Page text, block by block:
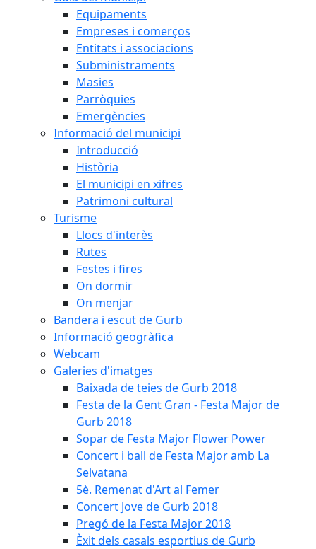
Equipaments
Empreses i comerços
Entitats i associacions
Subministraments
Masies
Parròquies
Emergències
Informació del municipi
Introducció
Història
El municipi en xifres
Patrimoni cultural
Turisme
Llocs d'interès
Rutes
Festes i fires
On dormir
On menjar
Bandera i escut de Gurb
Informació geogràfica
Webcam
Galeries d'imatges
Baixada de teies de Gurb 2018
Festa de la Gent Gran - Festa Major de
Gurb 2018
Sopar de Festa Major Flower Power
Concert i ball de Festa Major amb La
Selvatana
5è. Remenat d'Art al Femer
Concert Jove de Gurb 2018
Pregó de la Festa Major 2018
Èxit dels casals esportius de Gurb